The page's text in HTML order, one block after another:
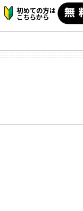
初めての方は
こちらから